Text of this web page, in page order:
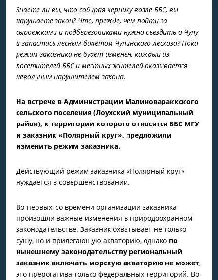
Знаете ли вы, что собирая чернику возле ББС, вы
нарушаете закон? Что, прежде, чем пойти за
сыроежками и подберезовиками нужно съездить в Чупу
и запастись лесным билетом Чупинского лесхоза? Пока
режим заказника не будет изменен, каждый из
посетителей ББС и местных жителей оказывается
невольным нарушителем закона.
На встрече в Администрации Малиновараккского
сельского поселения (Лоухский муниципальный
район), к территории которого относятся ББС МГУ
и заказник «Полярный круг», предложили
изменить режим заказника.
Действующий режим заказника «Полярный круг»
нуждается в совершенствовании.
Во-первых, со времени организации заказника
произошли важные изменения в природоохранном
законодательстве. Заказник охватывает не только
сушу, но и прилегающую акваторию, однако по
нынешнему законодательству региональный
заказник включать морскую акваторию не может,
это прерогатива только федеральных территорий. Во-